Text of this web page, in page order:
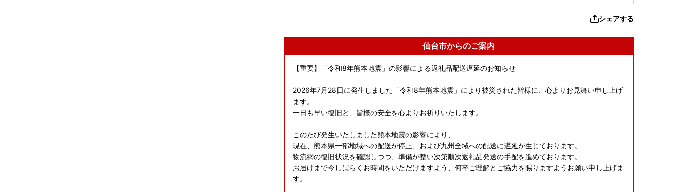
シェアする
仙台市からのご案内
【重要】「令和8年熊本地震」の影響による返礼品配送遅延のお知らせ
2026年7月28日に発生しました「令和8年熊本地震」により被災された皆様に、心よりお見舞い申し上げ
ます。
一日も早い復旧と、皆様の安全を心よりお祈りいたします。
このたび発生いたしました熊本地震の影響により、
現在、熊本県一部地域への配送が停止、および九州全域への配送に遅延が生じております。
物流網の復旧状況を確認しつつ、準備が整い次第順次返礼品発送の手配を進めております。
お届けまで今しばらくお時間をいただけますよう、何卒ご理解とご協力を賜りますようお願い申し上げま
す。